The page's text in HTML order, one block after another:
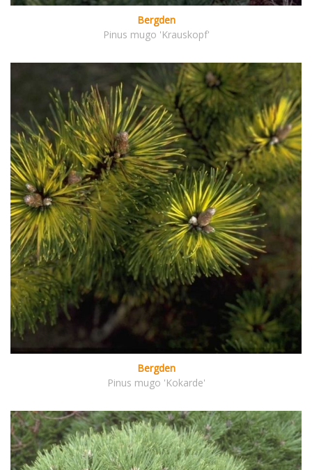
Bergden
Pinus mugo 'Krauskopf'
Bergden
Pinus mugo 'Kokarde'